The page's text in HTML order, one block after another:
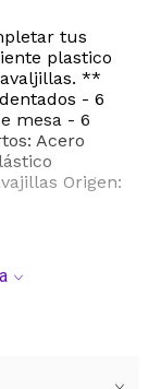
tus
plastico
**
- 6
mesa - 6
Acero
Origen: